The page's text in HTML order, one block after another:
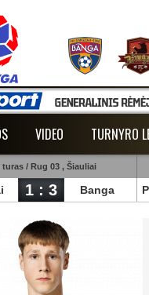
VIDEO TURNYRO
turas / Rug 03 , Šiauliai
1 : 3 Banga